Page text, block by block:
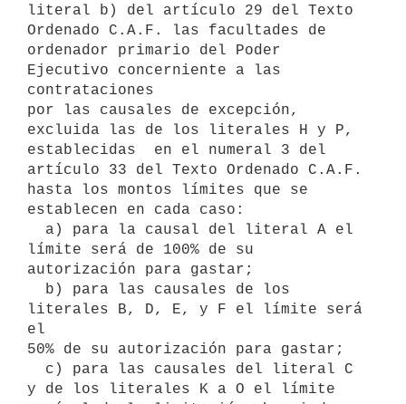
literal b) del artículo 29 del Texto
Ordenado C.A.F. las facultades de
ordenador primario del Poder
Ejecutivo concerniente a las
contrataciones
por las causales de excepción,
excluida las de los literales H y P,
establecidas  en el numeral 3 del
artículo 33 del Texto Ordenado C.A.F.
hasta los montos límites que se
establecen en cada caso:
límite será de 100% de su
autorización para gastar;
literales B, D, E, y F el límite será
el
50% de su autorización para gastar;
y de los literales K a O el límite